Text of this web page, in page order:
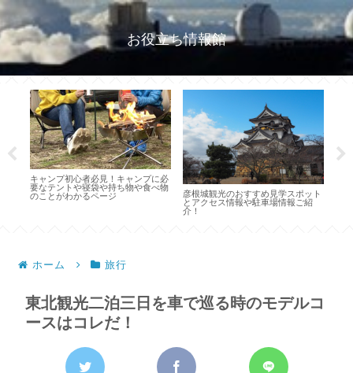
お役立ち情報館
スポット
報ご紹
桜花見を東京で楽しむためのおすす
め名所の開花と見頃の時期と穴場情
報集
奈良県人がご紹介する奈良観光のお
すすめモデルコース
ホーム 旅行
東北観光二泊三日を車で巡る時のモデルコ
ースはコレだ！